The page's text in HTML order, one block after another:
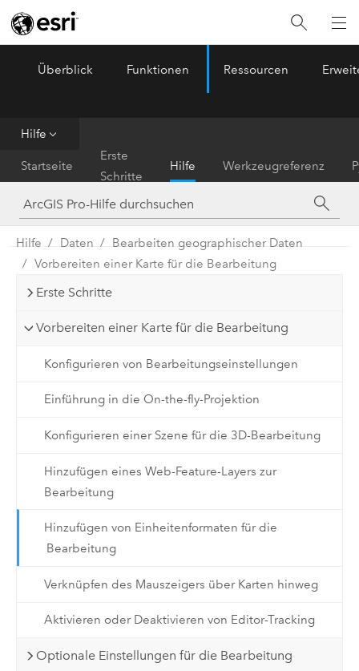
ArcGIS Pro
Überblick Funktionen Ressourcen
Hilfe
Startseite
Erste
Schritte
Hilfe Werkzeugreferenz
Hilfe Daten
Bearbeiten geographischer Daten
Vorbereiten einer Karte für die Bearbeitung
Erste Schritte
Vorbereiten einer Karte für die Bearbeitung
Konfigurieren von Bearbeitungseinstellungen
Einführung in die On-the-fly-Projektion
Konfigurieren einer Szene für die 3D-Bearbeitung
Hinzufügen eines Web-Feature-Layers zur
Bearbeitung
Hinzufügen von Einheitenformaten für die
Bearbeitung
Verknüpfen des Mauszeigers über Karten hinweg
Aktivieren oder Deaktivieren von Editor-Tracking
Optionale Einstellungen für die Bearbeitung